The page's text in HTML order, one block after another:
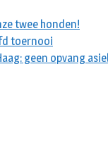
twee honden!
toernooi
geen opvang